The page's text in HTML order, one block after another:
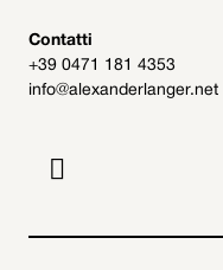
Contatti
+39 0471 181 4353
info@alexanderlanger.net
